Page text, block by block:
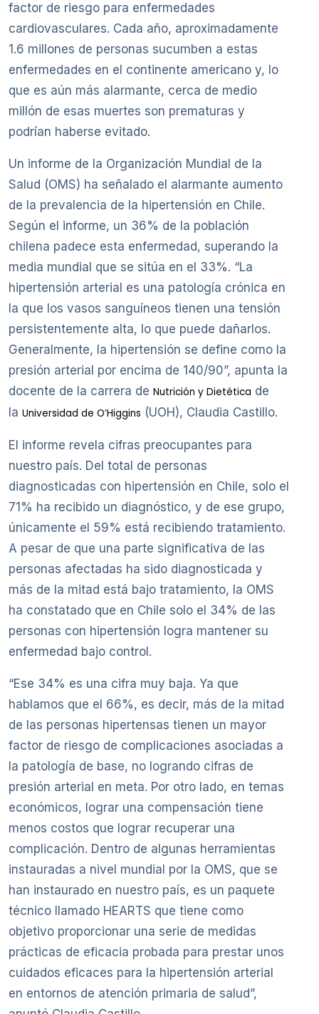
factor de riesgo para enfermedades
cardiovasculares. Cada año, aproximadamente
1.6 millones de personas sucumben a estas
enfermedades en el continente americano y, lo
que es aún más alarmante, cerca de medio
millón de esas muertes son prematuras y
podrían haberse evitado.
Un informe de la Organización Mundial de la
Salud (OMS) ha señalado el alarmante aumento
de la prevalencia de la hipertensión en Chile.
Según el informe, un 36% de la población
chilena padece esta enfermedad, superando la
media mundial que se sitúa en el 33%. “La
hipertensión arterial es una patología crónica en
la que los vasos sanguíneos tienen una tensión
persistentemente alta, lo que puede dañarlos.
Generalmente, la hipertensión se define como la
presión arterial por encima de 140/90”, apunta la
docente de la carrera de Nutrición y Dietética de
la Universidad de O’Higgins (UOH), Claudia Castillo.
El informe revela cifras preocupantes para
nuestro país. Del total de personas
diagnosticadas con hipertensión en Chile, solo el
71% ha recibido un diagnóstico, y de ese grupo,
únicamente el 59% está recibiendo tratamiento.
A pesar de que una parte significativa de las
personas afectadas ha sido diagnosticada y
más de la mitad está bajo tratamiento, la OMS
ha constatado que en Chile solo el 34% de las
personas con hipertensión logra mantener su
enfermedad bajo control.
“Ese 34% es una cifra muy baja. Ya que
hablamos que el 66%, es decir, más de la mitad
de las personas hipertensas tienen un mayor
factor de riesgo de complicaciones asociadas a
la patología de base, no logrando cifras de
presión arterial en meta. Por otro lado, en temas
económicos, lograr una compensación tiene
menos costos que lograr recuperar una
complicación. Dentro de algunas herramientas
instauradas a nivel mundial por la OMS, que se
han instaurado en nuestro país, es un paquete
técnico llamado HEARTS que tiene como
objetivo proporcionar una serie de medidas
prácticas de eficacia probada para prestar unos
cuidados eficaces para la hipertensión arterial
en entornos de atención primaria de salud”,